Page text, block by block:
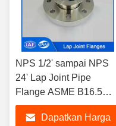
NPS 1/2' sampai NPS
24' Lap Joint Pipe
Flange ASME B16.5
Kelas 900 untuk
Aplikasi Tekanan Tinggi
Dapatkan Harga